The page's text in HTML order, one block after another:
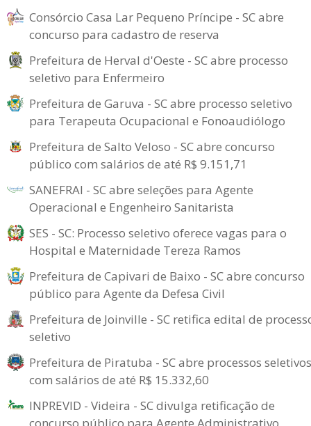
Consórcio Casa Lar Pequeno Príncipe - SC abre
concurso para cadastro de reserva
Prefeitura de Herval d'Oeste - SC abre processo
seletivo para Enfermeiro
Prefeitura de Garuva - SC abre processo seletivo
para Terapeuta Ocupacional e Fonoaudiólogo
Prefeitura de Salto Veloso - SC abre concurso
público com salários de até R$ 9.151,71
SANEFRAI - SC abre seleções para Agente
Operacional e Engenheiro Sanitarista
SES - SC: Processo seletivo oferece vagas para o
Hospital e Maternidade Tereza Ramos
Prefeitura de Capivari de Baixo - SC abre concurso
público para Agente da Defesa Civil
Prefeitura de Joinville - SC retifica edital de
seletivo
Prefeitura de Piratuba - SC abre processos seletivos
com salários de até R$ 15.332,60
INPREVID - Videira - SC divulga retificação de